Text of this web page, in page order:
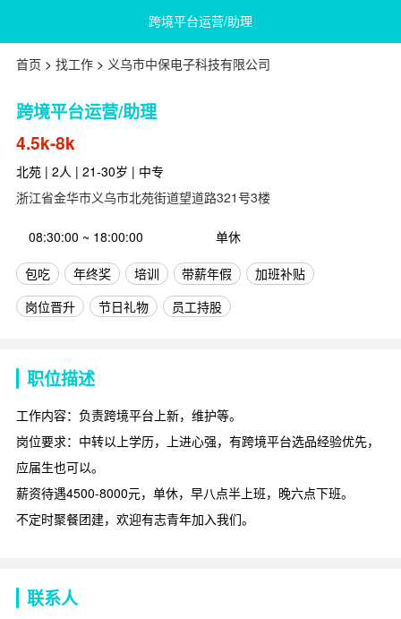
跨境平台运营/助理
首页 > 找工作> 义乌市中保电子科技有限公司
跨境平台运营/助理
4.5k-8k
北苑 | 2人 | 21-30岁 | 中专
浙江省金华市义乌市北苑街道望道路321号3楼
08:30:00 ~ 18:00:00 单休
包吃 年终奖 培训 带薪年假
加班补贴
岗位晋升
节日礼物 员工持股
职位描述
工作内容：负责跨境平台上新，维护等。
岗位要求：中转以上学历，上进心强，有跨境平台选品经验优先，
应届生也可以。
薪资待遇4500-8000元，单休，早八点半上班，晚六点下班。
不定时聚餐团建，欢迎有志青年加入我们。
联系人